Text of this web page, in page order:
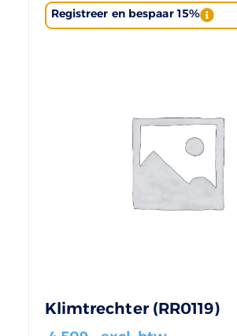
Registreer en bespaar 15%
Klimtrechter (RR0119)